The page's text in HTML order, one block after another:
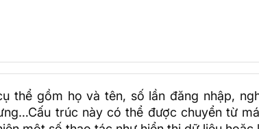
thể gồm họ và tên, số lần đăng nhập,
trúc này có thể được chuyển từ